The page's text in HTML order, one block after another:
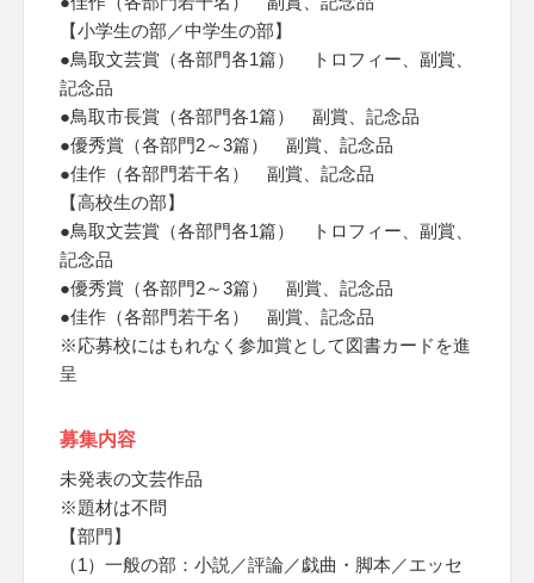
【小学生の部／中学生の部】
●鳥取文芸賞（各部門各1篇） トロフィー、副賞、
記念品
●鳥取市長賞（各部門各1篇） 副賞、記念品
●優秀賞（各部門2～3篇） 副賞、記念品
●佳作（各部門若干名） 副賞、記念品
【高校生の部】
●鳥取文芸賞（各部門各1篇） トロフィー、副賞、
記念品
●優秀賞（各部門2～3篇） 副賞、記念品
●佳作（各部門若干名） 副賞、記念品
※応募校にはもれなく参加賞として図書カードを進
呈
募集内容
未発表の文芸作品
※題材は不問
【部門】
（1）一般の部：小説／評論／戯曲・脚本／エッセ